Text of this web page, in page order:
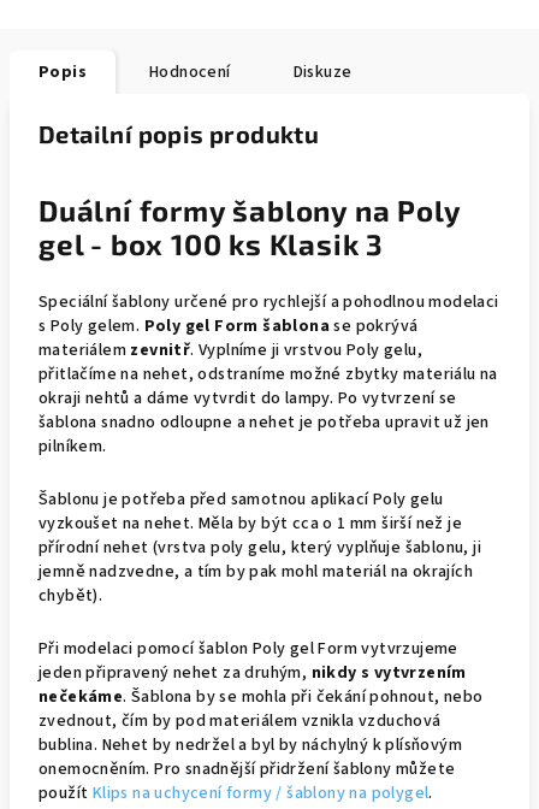
Popis Hodnocení Diskuze
Detailní popis produktu
Duální formy šablony na Poly
gel - box 100 ks Klasik 3
Speciální šablony určené pro rychlejší a pohodlnou modelaci
s Poly gelem. Poly gel Form šablona se pokrývá
materiálem zevnitř. Vyplníme ji vrstvou Poly gelu,
přitlačíme na nehet, odstraníme možné zbytky materiálu na
okraji nehtů a dáme vytvrdit do lampy. Po vytvrzení se
šablona snadno odloupne a nehet je potřeba upravit už jen
pilníkem.
Šablonu je potřeba před samotnou aplikací Poly gelu
vyzkoušet na nehet. Měla by být cca o 1 mm širší než je
přírodní nehet (vrstva poly gelu, který vyplňuje šablonu, ji
jemně nadzvedne, a tím by pak mohl materiál na okrajích
chybět).
Při modelaci pomocí šablon Poly gel Form vytvrzujeme
jeden připravený nehet za druhým, nikdy s vytvrzením
nečekáme. Šablona by se mohla při čekání pohnout, nebo
zvednout, čím by pod materiálem vznikla vzduchová
bublina. Nehet by nedržel a byl by náchylný k plísňovým
onemocněním. Pro snadnější přidržení šablony můžete
použít Klips na uchycení formy / šablony na polygel.